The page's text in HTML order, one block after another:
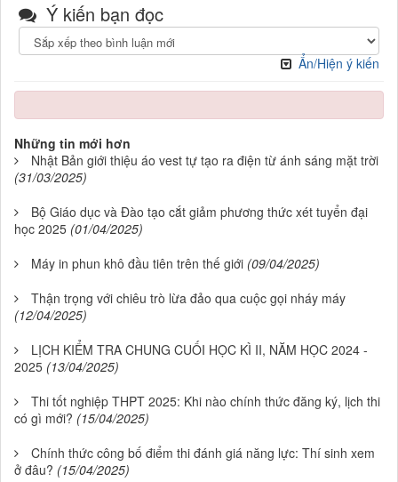
Ý kiến bạn đọc
Ẩn/Hiện ý kiến
Những tin mới hơn
Nhật Bản giới thiệu áo vest tự tạo ra điện từ ánh sáng mặt trời
(31/03/2025)
Bộ Giáo dục và Đào tạo cắt giảm phương thức xét tuyển đại
học 2025 (01/04/2025)
Máy in phun khô đầu tiên trên thế giới (09/04/2025)
Thận trọng với chiêu trò lừa đảo qua cuộc gọi nháy máy
(12/04/2025)
LỊCH KIỂM TRA CHUNG CUỐI HỌC KÌ II, NĂM HỌC 2024 -
2025 (13/04/2025)
Thi tốt nghiệp THPT 2025: Khi nào chính thức đăng ký, lịch thi
có gì mới? (15/04/2025)
Chính thức công bố điểm thi đánh giá năng lực: Thí sinh xem
ở đâu? (15/04/2025)